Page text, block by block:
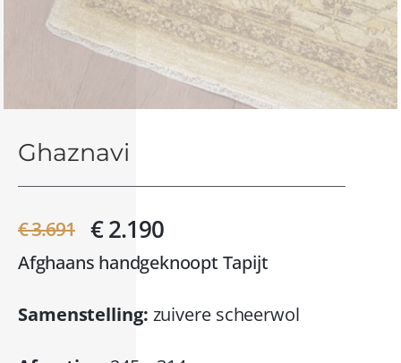
Ghaznavi
€ 3.691 € 2.190
Afghaans handgeknoopt Tapijt
Samenstelling: zuivere scheerwol